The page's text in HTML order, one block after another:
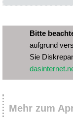
Bitte
aufgrund
Sie
Mehr zum